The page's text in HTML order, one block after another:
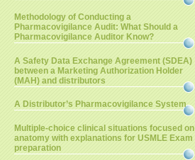
Methodology of Conducting a
Pharmacovigilance Audit: What Should a
Pharmacovigilance Auditor Know?
A Safety Data Exchange Agreement (SDEA)
between a Marketing Authorization Holder
(MAH) and distributors
A Distributor’s Pharmacovigilance System
Multiple-choice clinical situations focused on
anatomy with explanations for USMLE Exam
preparation